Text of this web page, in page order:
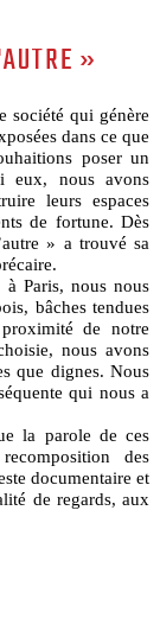
»
société qui génère
dans ce que
poser un
eux, nous avons
leurs espaces
de fortune. Dès
» a trouvé sa
Paris, nous nous
bâches tendues
de notre
nous avons
que dignes. Nous
qui nous a
la parole de ces
des
documentaire et
de regards, aux